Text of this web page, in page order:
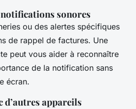
sonores
ou des alertes spécifiques
de rappel de factures. Une
peut vous aider à reconnaître
de la notification sans
écran.
d’autres appareils